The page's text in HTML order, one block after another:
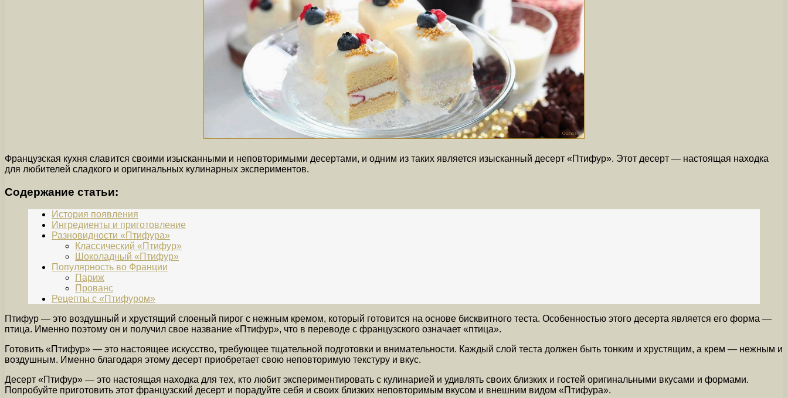
Французская кухня славится своими изысканными и неповторимыми десертами, и одним из таких является изысканный десерт «Птифур». Этот десерт — настоящая находка
для любителей сладкого и оригинальных кулинарных экспериментов.
Содержание статьи:
История появления
Ингредиенты и приготовление
Разновидности «Птифура»
Классический «Птифур»
Шоколадный «Птифур»
Популярность во Франции
Париж
Прованс
Рецепты с «Птифуром»
Птифур — это воздушный и хрустящий слоеный пирог с нежным кремом, который готовится на основе бисквитного теста. Особенностью этого десерта является его форма —
птица. Именно поэтому он и получил свое название «Птифур», что в переводе с французского означает «птица».
Готовить «Птифур» — это настоящее искусство, требующее тщательной подготовки и внимательности. Каждый слой теста должен быть тонким и хрустящим, а крем — нежным и
воздушным. Именно благодаря этому десерт приобретает свою неповторимую текстуру и вкус.
Десерт «Птифур» — это настоящая находка для тех, кто любит экспериментировать с кулинарией и удивлять своих близких и гостей оригинальными вкусами и формами.
Попробуйте приготовить этот французский десерт и порадуйте себя и своих близких неповторимым вкусом и внешним видом «Птифура».